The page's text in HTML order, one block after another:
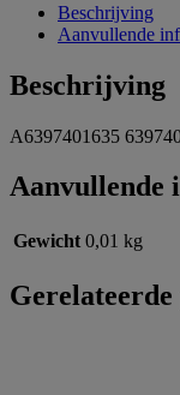
Beschrijving
Aanvullende
Beschrijving
A6397401635
Aanvullende
Gewicht 0,01 kg